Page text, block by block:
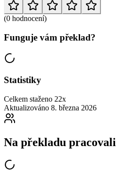
(0 hodnocení)
Funguje vám překlad?
Statistiky
Celkem staženo 22x
Aktualizováno 8. března 2026
Na překladu pracovali